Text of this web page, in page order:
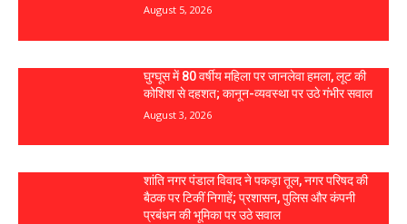
August 5, 2026
घुग्घूस में 80 वर्षीय महिला पर जानलेवा हमला, लूट की
कोशिश से दहशत; कानून-व्यवस्था पर उठे गंभीर सवाल
August 3, 2026
शांति नगर पंडाल विवाद ने पकड़ा तूल, नगर परिषद की
बैठक पर टिकीं निगाहें; प्रशासन, पुलिस और कंपनी
प्रबंधन की भूमिका पर उठे सवाल